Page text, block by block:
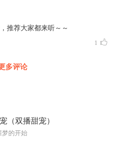
推荐大家都来听～～
1
多评论
（双播甜宠）
梦的开始